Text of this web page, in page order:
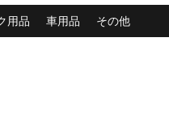
用品 車用品 その他